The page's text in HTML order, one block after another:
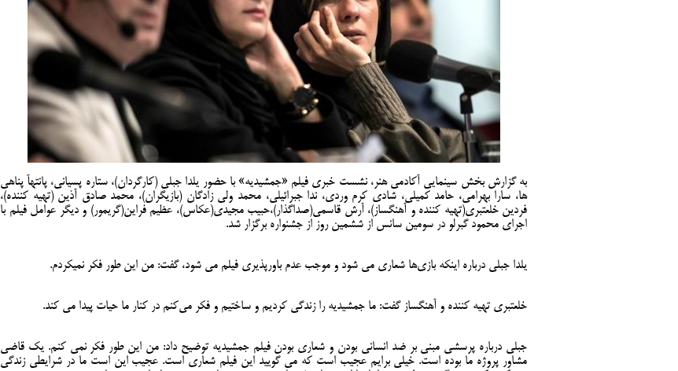
به گزارش بخش سینمایی آکادمی هنر، نشست خبری فیلم «جمشیدیه» با حضور یلدا جبلی (کارگردان)، ستاره پسیانی، پانتهآ پناهی
ها، سارا بهرامی، حامد کمیلی، شادی کرم وردی، ندا جبرائیلی، محمد ولی زادگان (بازیگران)، محمد صادق آذین (تهیه کننده)،
فردین خلعتبری(تهیه کننده و آهنگساز)، آرش قاسمی(صداگذار)،حبیب مجیدی(عکاس)، عظیم فراین(گریمور) و دیگر عوامل فیلم با
اجرای محمود گبرلو در سومین سانس از ششمین روز از جشنواره برگزار شد.
یلدا جبلی درباره اینکه بازی‌ها شعاری می شود و موجب عدم باورپذیری فیلم می شود، گفت: من این طور فکر نمیکردم.
خلعتبری تهیه کننده و آهنگساز گفت: ما جمشیدیه را زندگی کردیم و ساختیم و فکر می‌کنم در کنار ما حیات پیدا می کند.
جبلی درباره پرسشی مبنی بر ضد انسانی بودن و شعاری بودن فیلم جمشیدیه توضیح داد: من این طور فکر نمی کنم. یک قاضی
مشاور پروژه ما بوده است. خیلی برایم عجیب است که می گویید این فیلم شعاری است. عجیب این است ما در شرایطی زندگی